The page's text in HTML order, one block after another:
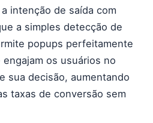
intenção de saída com
a simples detecção de
popups perfeitamente
os usuários no
sua decisão, aumentando
taxas de conversão sem